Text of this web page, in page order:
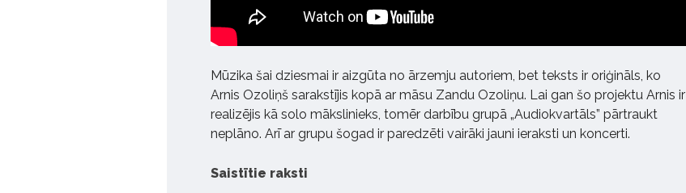
Mūzika šai dziesmai ir aizgūta no ārzemju autoriem, bet teksts ir oriģināls, ko
Arnis Ozoliņš sarakstījis kopā ar māsu Zandu Ozoliņu. Lai gan šo projektu Arnis ir
realizējis kā solo mākslinieks, tomēr darbību grupā „Audiokvartāls” pārtraukt
neplāno. Arī ar grupu šogad ir paredzēti vairāki jauni ieraksti un koncerti.
Saistītie raksti